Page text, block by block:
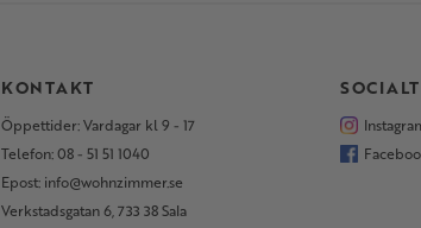
KONTAKT
Öppettider: Vardagar kl 9 - 17
Telefon: 08 - 51 51 1040
Epost: info@wohnzimmer.se
Verkstadsgatan 6, 733 38 Sala
SOCIALT